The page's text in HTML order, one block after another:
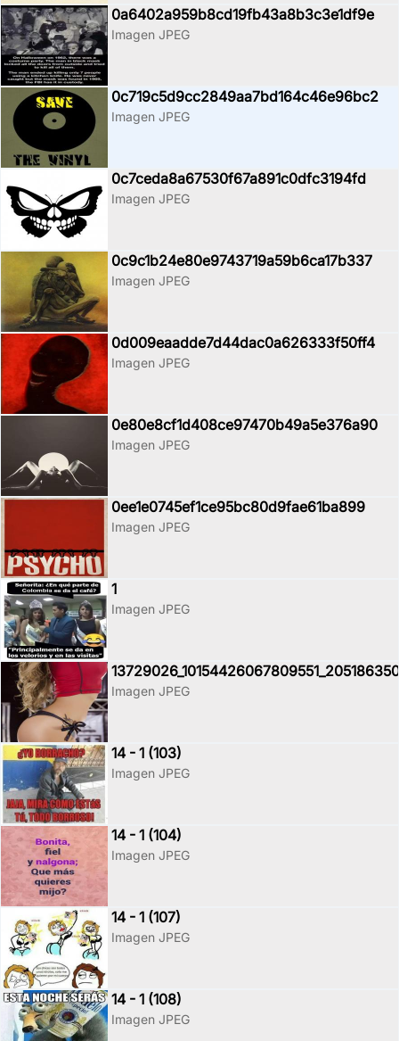
0a6402a959b8cd19fb43a8b3c3e1df9e
Imagen JPEG
0c719c5d9cc2849aa7bd164c46e96bc2
Imagen JPEG
0c7ceda8a67530f67a891c0dfc3194fd
Imagen JPEG
0c9c1b24e80e9743719a59b6ca17b337
Imagen JPEG
0d009eaadde7d44dac0a626333f50ff4
Imagen JPEG
0e80e8cf1d408ce97470b49a5e376a90
Imagen JPEG
0ee1e0745ef1ce95bc80d9fae61ba899
Imagen JPEG
1
Imagen JPEG
Imagen JPEG
14 - 1 (103)
Imagen JPEG
14 - 1 (104)
Imagen JPEG
14 - 1 (107)
Imagen JPEG
14 - 1 (108)
Imagen JPEG